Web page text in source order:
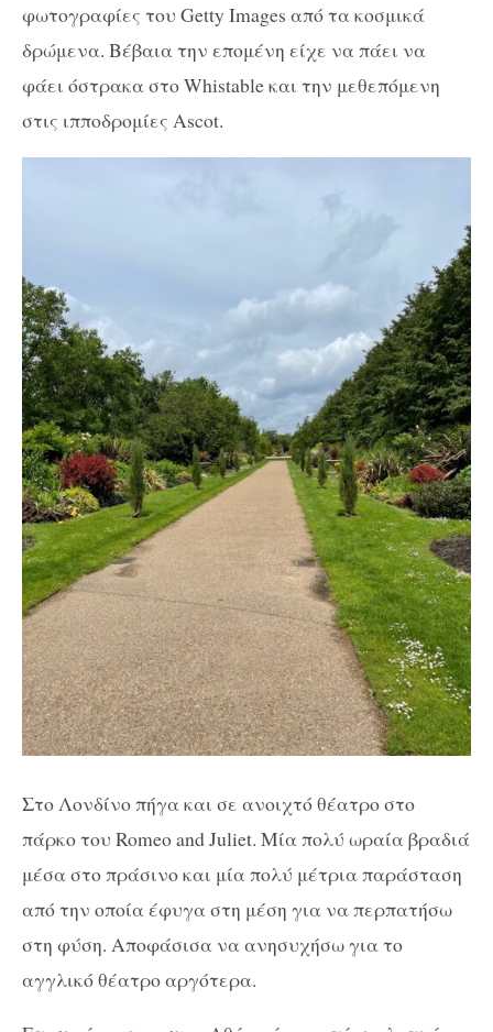
φωτογραφίες του Getty Images από τα κοσμικά
δρώμενα. Βέβαια την επομένη είχε να πάει να
φάει όστρακα στο Whistable και την μεθεπόμενη
στις ιπποδρομίες Ascot.
Στο Λονδίνο πήγα και σε ανοιχτό θέατρο στο
πάρκο του Romeo and Juliet. Mία πολύ ωραία βραδιά
μέσα στο πράσινο και μία πολύ μέτρια παράσταση
από την οποία έφυγα στη μέση για να περπατήσω
στη φύση. Αποφάσισα να ανησυχήσω για το
αγγλικό θέατρο αργότερα.